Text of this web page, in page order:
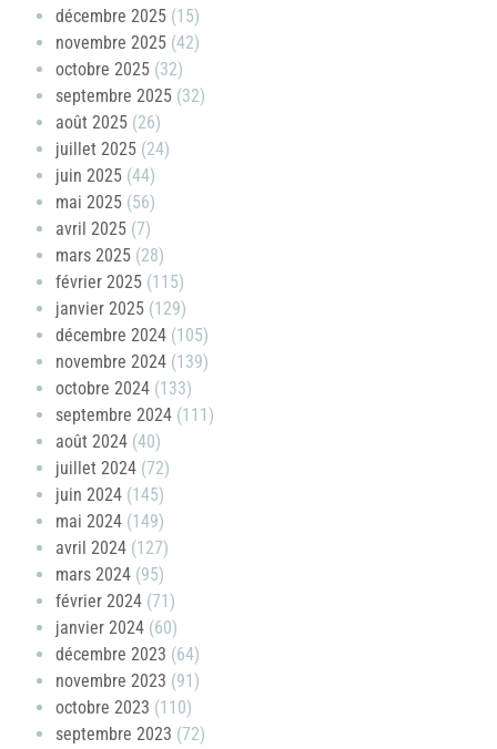
décembre 2025 (15)
novembre 2025 (42)
octobre 2025 (32)
septembre 2025 (32)
août 2025 (26)
juillet 2025 (24)
juin 2025 (44)
mai 2025 (56)
avril 2025 (7)
mars 2025 (28)
février 2025 (115)
janvier 2025 (129)
décembre 2024 (105)
novembre 2024 (139)
octobre 2024 (133)
septembre 2024 (111)
août 2024 (40)
juillet 2024 (72)
juin 2024 (145)
mai 2024 (149)
avril 2024 (127)
mars 2024 (95)
février 2024 (71)
janvier 2024 (60)
décembre 2023 (64)
novembre 2023 (91)
octobre 2023 (110)
septembre 2023 (72)